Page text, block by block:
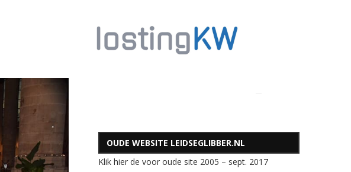
OUDE WEBSITE LEIDSEGLIBBER.NL
Klik hier de voor oude site 2005 – sept. 2017